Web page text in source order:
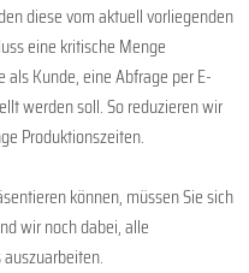
diese vom aktuell vorliegenden
eine kritische Menge
Kunde, eine Abfrage per E-
werden soll. So reduzieren wir
Produktionszeiten.
können, müssen Sie sich
wir noch dabei, alle